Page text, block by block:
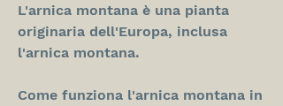
L'arnica montana è una pianta
originaria dell'Europa, inclusa
l'arnica montana.
Come funziona l'arnica montana in